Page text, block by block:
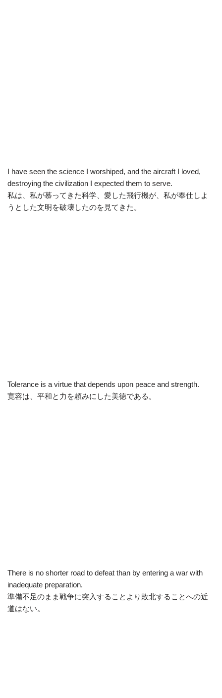
I have seen the science I worshiped, and the aircraft I loved,
destroying the civilization I expected them to serve.
私は、私が慕ってきた科学、愛した飛行機が、私が奉仕しよ
うとした文明を破壊したのを見てきた。
Tolerance is a virtue that depends upon peace and strength.
寛容は、平和と力を頼みにした美徳である。
There is no shorter road to defeat than by entering a war with
inadequate preparation.
準備不足のまま戦争に突入することより敗北することへの近
道はない。